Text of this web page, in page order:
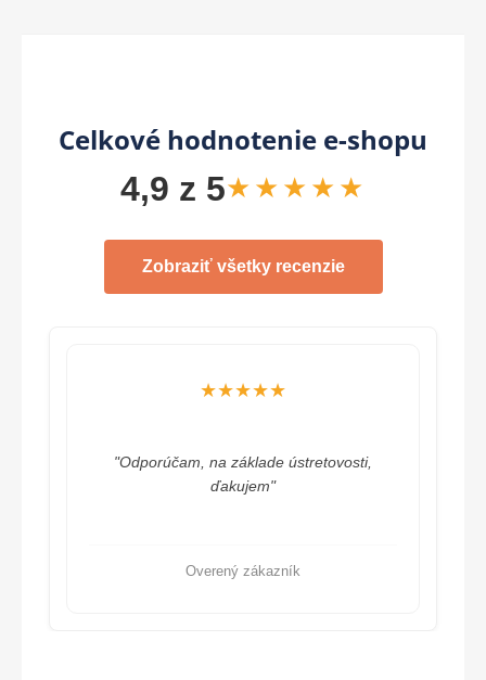
Celkové hodnotenie e-shopu
4,9 z 5★★★★★
Zobraziť všetky recenzie
★★★★★
"Odporúčam, na základe ústretovosti,
ďakujem"
Overený zákazník